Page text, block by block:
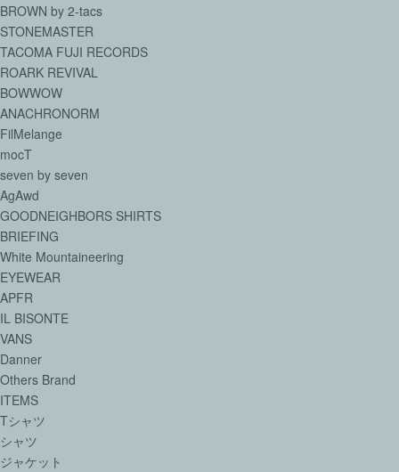
BROWN by 2-tacs
STONEMASTER
TACOMA FUJI RECORDS
ROARK REVIVAL
BOWWOW
ANACHRONORM
FilMelange
mocT
seven by seven
AgAwd
GOODNEIGHBORS SHIRTS
BRIEFING
White Mountaineering
EYEWEAR
APFR
IL BISONTE
VANS
Danner
Others Brand
ITEMS
Tシャツ
シャツ
ジャケット